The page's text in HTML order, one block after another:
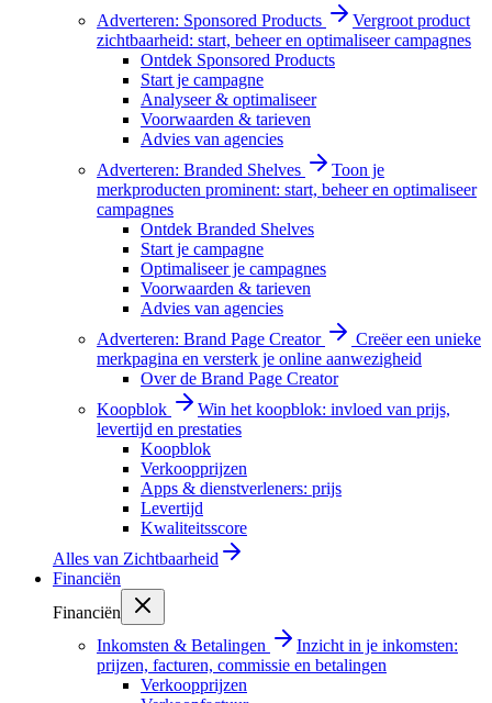
Adverteren: Sponsored Products
Vergroot product
zichtbaarheid: start, beheer en optimaliseer campagnes
Ontdek Sponsored Products
Start je campagne
Analyseer & optimaliseer
Voorwaarden & tarieven
Advies van agencies
Adverteren: Branded Shelves
Toon je
merkproducten prominent: start, beheer en optimaliseer
campagnes
Ontdek Branded Shelves
Start je campagne
Optimaliseer je campagnes
Voorwaarden & tarieven
Advies van agencies
Adverteren: Brand Page Creator
Creëer een unieke
merkpagina en versterk je online aanwezigheid
Over de Brand Page Creator
Koopblok
Win het koopblok: invloed van prijs,
levertijd en prestaties
Koopblok
Verkoopprijzen
Apps & dienstverleners: prijs
Levertijd
Kwaliteitsscore
Alles van Zichtbaarheid
Financiën
Financiën
Inkomsten & Betalingen
Inzicht in je inkomsten:
prijzen, facturen, commissie en betalingen
Verkoopprijzen